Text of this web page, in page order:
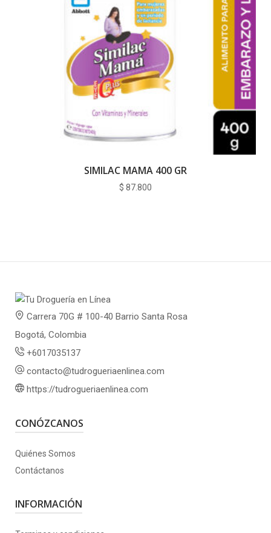
SIMILAC MAMA 400 GR
$ 87.800
Carrera 70G # 100-40 Barrio Santa Rosa
Bogotá, Colombia
+6017035137
contacto@tudrogueriaenlinea.com
https://tudrogueriaenlinea.com
CONÓZCANOS
Quiénes Somos
Contáctanos
INFORMACIÓN